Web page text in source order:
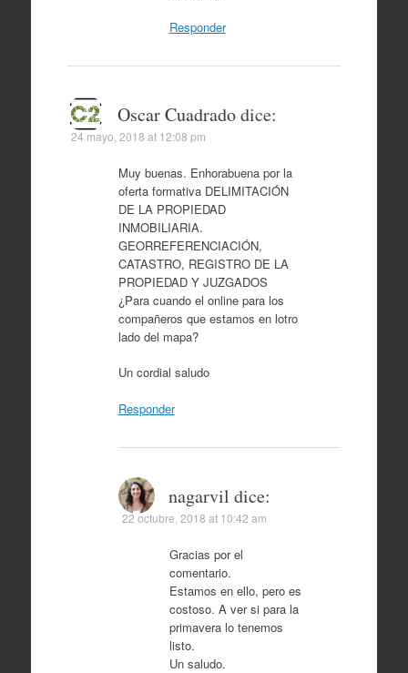
Responder
Oscar Cuadrado dice:
24 mayo, 2018 at 12:08 pm
Muy buenas. Enhorabuena por la
oferta formativa DELIMITACIÓN
DE LA PROPIEDAD
INMOBILIARIA.
GEORREFERENCIACIÓN,
CATASTRO, REGISTRO DE LA
PROPIEDAD Y JUZGADOS
¿Para cuando el online para los
compañeros que estamos en lotro
lado del mapa?
Un cordial saludo
Responder
nagarvil dice:
22 octubre, 2018 at 10:42 am
Gracias por el
comentario.
Estamos en ello, pero es
costoso. A ver si para la
primavera lo tenemos
listo.
Un saludo.